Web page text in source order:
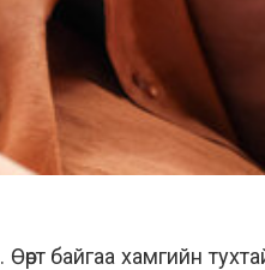
байгаа хамгийн